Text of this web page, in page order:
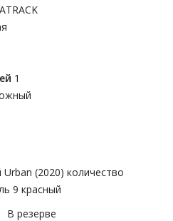
1
(2020) количество
9 красный
В резерве